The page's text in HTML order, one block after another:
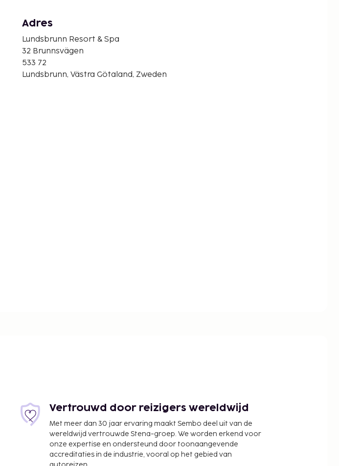
Adres
Lundsbrunn Resort & Spa
32 Brunnsvägen
533 72
Lundsbrunn, Västra Götaland, Zweden
Vertrouwd door reizigers wereldwijd
Met meer dan 30 jaar ervaring maakt Sembo deel uit van de
wereldwijd vertrouwde Stena-groep. We worden erkend voor
onze expertise en ondersteund door toonaangevende
accreditaties in de industrie, vooral op het gebied van